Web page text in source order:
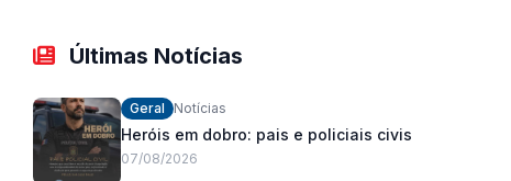
Últimas Notícias
Geral Notícias
Heróis em dobro: pais e policiais civis
07/08/2026